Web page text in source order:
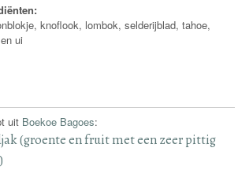
knoflook, lombok, selderijblad, tahoe,
ui
uit Boekoe Bagoes:
(groente en fruit met een zeer pittig